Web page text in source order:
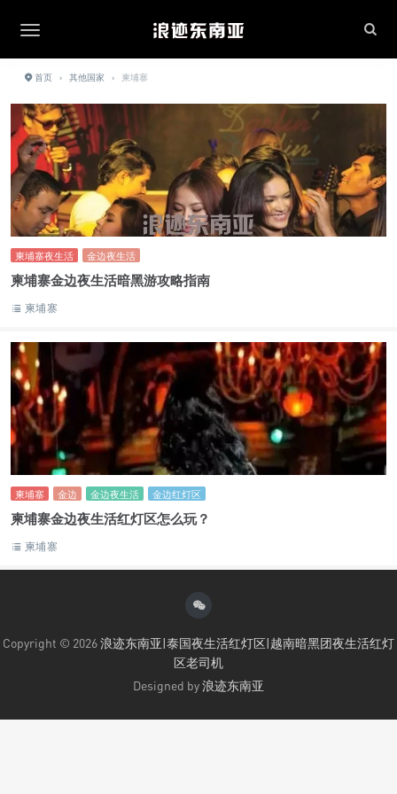
首页 › 其他国家 › 柬埔寨
柬埔寨夜生活 金边夜生活
柬埔寨金边夜生活暗黑游攻略指南
柬埔寨
柬埔寨 金边 金边夜生活 金边红灯区
柬埔寨金边夜生活红灯区怎么玩？
柬埔寨
Copyright © 2026浪迹东南亚|泰国夜生活红灯区|越南暗黑团夜生活红灯
区老司机
Designed by浪迹东南亚